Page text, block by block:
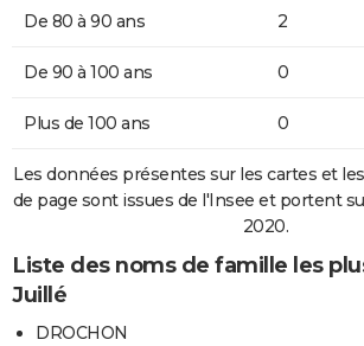
De 80 à 90 ans 2
De 90 à 100 ans 0
Plus de 100 ans 0
Les données présentes sur les cartes et
de page sont issues de l'Insee et portent
2020.
Liste des noms de famille les
Juillé
DROCHON